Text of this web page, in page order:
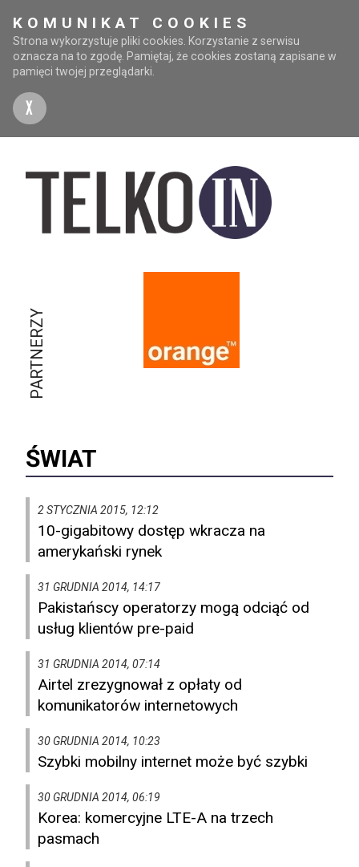
KOMUNIKAT COOKIES
Strona wykorzystuje pliki cookies. Korzystanie z serwisu
oznacza na to zgodę. Pamiętaj, że cookies zostaną zapisane w
pamięci twojej przeglądarki.
X
PARTNERZY
ŚWIAT
2 STYCZNIA 2015, 12:12
10-gigabitowy dostęp wkracza na
amerykański rynek
31 GRUDNIA 2014, 14:17
Pakistańscy operatorzy mogą odciąć od
usług klientów pre-paid
31 GRUDNIA 2014, 07:14
Airtel zrezygnował z opłaty od
komunikatorów internetowych
30 GRUDNIA 2014, 10:23
Szybki mobilny internet może być szybki
30 GRUDNIA 2014, 06:19
Korea: komercyjne LTE-A na trzech
pasmach